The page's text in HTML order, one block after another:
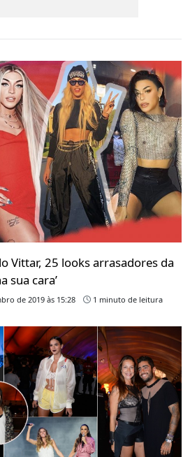
Vittar, 25 looks arrasadores da
sua cara’
de 2019 às 15:28 1 minuto de leitura